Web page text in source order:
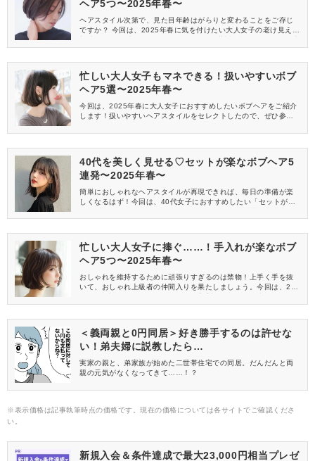
ヘア5つ〜2025年春〜
ヘアスタイル次第で、見た目年齢はがらりと変わることをご存じ
ですか？ 今回は、2025年春に気を付けたい大人女子の老け見えを
をアップさせたい方は、ぜひチェックしてみてください。
忙しい大人女子もマネできる！扱いやすいボブ
ヘア5選〜2025年春〜
今回は、2025年春に大人女子におすすめしたいボブヘアをご紹介
します！扱いやすいヘアスタイルをセレクトしたので、ぜひ参考
40代を美しく見せる♡セットが楽なボブヘア5
連発〜2025年春〜
簡単におしゃれなヘアスタイルが再現できれば、毎日の準備が楽
しくなるはず！今回は、40代女子におすすめしたい「セットが楽
してみてくださいね♪
忙しい大人女子に捧ぐ……！手入れが楽なボブ
ヘア5つ〜2025年春〜
おしゃれを維持するために頑張りすぎるのは禁物！上手く手を抜
いて、おしゃれ上級者の仲間入りを果たしましょう。今回は、202
つご紹介します♪
＜義両親と0円同居＞好き勝手するのは許せな
い！弟夫婦に説教したら…
実家の親と、弟家族が始めた二世帯住宅での同居。だんだんと両
親の元気がなくなってきて……！？
※表示価格は記事執筆時点の価格です。現在の価格については各サイトでご確認くださ
い。
新規入会＆条件達成で最大23,000円相当プレゼ